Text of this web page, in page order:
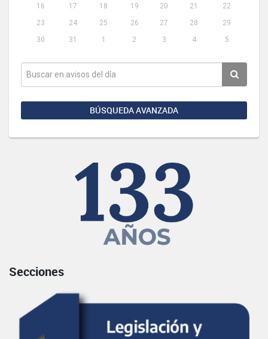
16
17 18 19 20 21
22
23
24 25 26 27 28
29
30
31 1 2 3 4 5
BÚSQUEDA AVANZADA
Secciones